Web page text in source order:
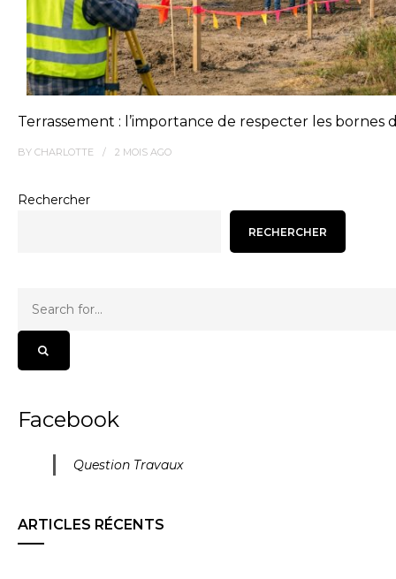
Terrassement : l’importance de respecter les bornes
BY CHARLOTTE 2 MOIS AGO
Rechercher
RECHERCHER
Facebook
Question Travaux
ARTICLES RÉCENTS